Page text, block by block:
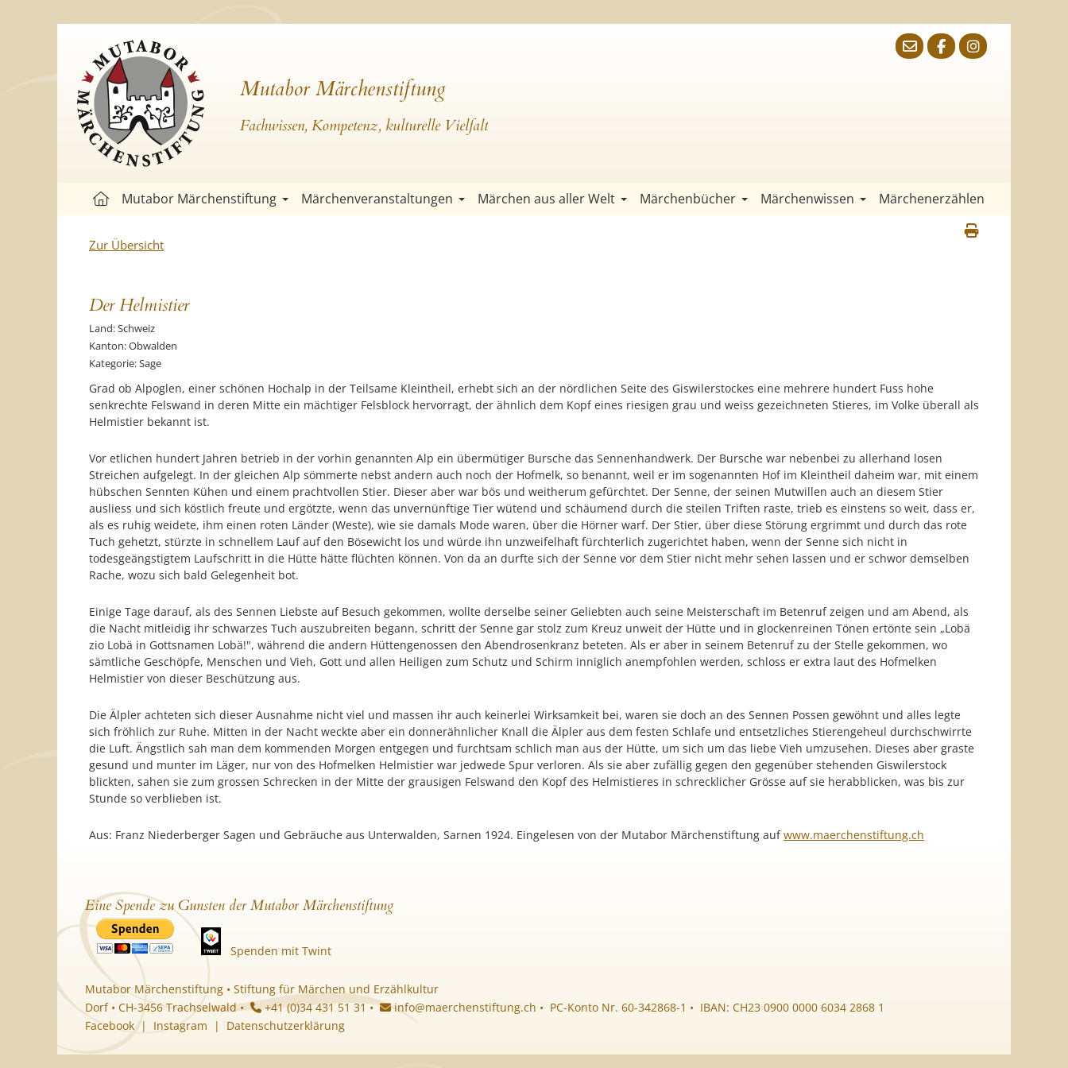
Mutabor Märchenstiftung
Fachwissen, Kompetenz, kulturelle Vielfalt
Mutabor Märchenstiftung Märchenveranstaltungen Märchen aus aller Welt Märchenbücher Märchenwissen Märchenerzählen
Zur Übersicht
Der Helmistier
Land: Schweiz
Kanton: Obwalden
Kategorie: Sage
Grad ob Alpoglen, einer schönen Hochalp in der Teilsame Kleintheil, erhebt sich an der nördlichen Seite des Giswilerstockes eine mehrere hundert Fuss hohe
senkrechte Felswand in deren Mitte ein mächtiger Felsblock hervorragt, der ähnlich dem Kopf eines riesigen grau und weiss gezeichneten Stieres, im Volke überall als
Helmistier bekannt ist.
Vor etlichen hundert Jahren betrieb in der vorhin genannten Alp ein übermütiger Bursche das Sennenhandwerk. Der Bursche war nebenbei zu allerhand losen
Streichen aufgelegt. In der gleichen Alp sömmerte nebst andern auch noch der Hofmelk, so benannt, weil er im sogenannten Hof im Kleintheil daheim war, mit einem
hübschen Sennten Kühen und einem prachtvollen Stier. Dieser aber war bös und weitherum gefürchtet. Der Senne, der seinen Mutwillen auch an diesem Stier
ausliess und sich köstlich freute und ergötzte, wenn das unvernünftige Tier wütend und schäumend durch die steilen Triften raste, trieb es einstens so weit, dass er,
als es ruhig weidete, ihm einen roten Länder (Weste), wie sie damals Mode waren, über die Hörner warf. Der Stier, über diese Störung ergrimmt und durch das rote
Tuch gehetzt, stürzte in schnellem Lauf auf den Bösewicht los und würde ihn unzweifelhaft fürchterlich zugerichtet haben, wenn der Senne sich nicht in
todesgeängstigtem Laufschritt in die Hütte hätte flüchten können. Von da an durfte sich der Senne vor dem Stier nicht mehr sehen lassen und er schwor demselben
Rache, wozu sich bald Gelegenheit bot.
Einige Tage darauf, als des Sennen Liebste auf Besuch gekommen, wollte derselbe seiner Geliebten auch seine Meisterschaft im Betenruf zeigen und am Abend, als
die Nacht mitleidig ihr schwarzes Tuch auszubreiten begann, schritt der Senne gar stolz zum Kreuz unweit der Hütte und in glockenreinen Tönen ertönte sein „Lobä
zio Lobä in Gottsnamen Lobä!", während die andern Hüttengenossen den Abendrosenkranz beteten. Als er aber in seinem Betenruf zu der Stelle gekommen, wo
sämtliche Geschöpfe, Menschen und Vieh, Gott und allen Heiligen zum Schutz und Schirm inniglich anempfohlen werden, schloss er extra laut des Hofmelken
Helmistier von dieser Beschützung aus.
Die Älpler achteten sich dieser Ausnahme nicht viel und massen ihr auch keinerlei Wirksamkeit bei, waren sie doch an des Sennen Possen gewöhnt und alles legte
sich fröhlich zur Ruhe. Mitten in der Nacht weckte aber ein donnerähnlicher Knall die Älpler aus dem festen Schlafe und entsetzliches Stierengeheul durchschwirrte
die Luft. Ängstlich sah man dem kommenden Morgen entgegen und furchtsam schlich man aus der Hütte, um sich um das liebe Vieh umzusehen. Dieses aber graste
gesund und munter im Läger, nur von des Hofmelken Helmistier war jedwede Spur verloren. Als sie aber zufällig gegen den gegenüber stehenden Giswilerstock
blickten, sahen sie zum grossen Schrecken in der Mitte der grausigen Felswand den Kopf des Helmistieres in schrecklicher Grösse auf sie herabblicken, was bis zur
Stunde so verblieben ist.
Aus: Franz Niederberger Sagen und Gebräuche aus Unterwalden, Sarnen 1924. Eingelesen von der Mutabor Märchenstiftung aufwww.maerchenstiftung.ch
Eine Spende zu Gunsten der Mutabor Märchenstiftung
Spenden mit Twint
Mutabor Märchenstiftung • Stiftung für Märchen und Erzählkultur
Dorf • CH-3456 Trachselwald •
+41 (0)34 431 51 31 • info@maerchenstiftung.ch • PC-Konto Nr. 60-342868-1 • IBAN: CH23 0900 0000 6034 2868 1
Facebook| Instagram | Datenschutzerklärung